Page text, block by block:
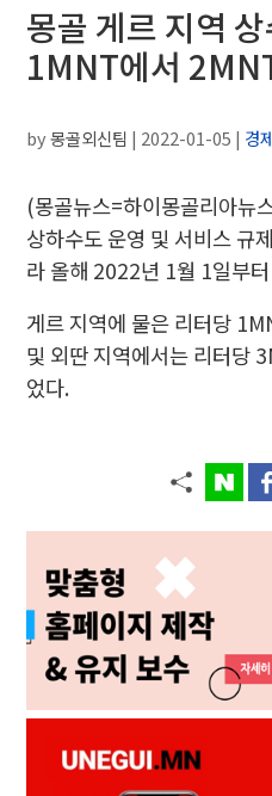
몽골 게르 지역
1MNT에서
by몽골외신팀 | 2022-01-05 | 경
(몽골뉴스=하이몽골리아뉴
상하수도 운영 및 서비스 규
라 올해 2022년 1월 1일부
게르 지역에 물은 리터당
및 외딴 지역에서는 리터당
었다.